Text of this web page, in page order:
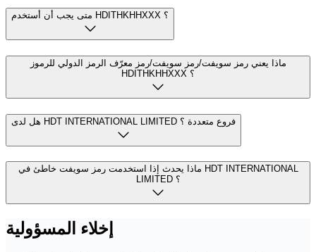
متى يجب أن أستخدم HDITHKHHXXX ؟
ماذا يعني رمز سويفت/رمز سويفت/رمز معرّف الرمز الدولي للرموز
HDITHKHHXXX ؟
هل لدى HDT INTERNATIONAL LIMITED فروع متعددة ؟
ماذا يحدث إذا استخدمت رمز سويفت خاطئ في HDT INTERNATIONAL
LIMITED ؟
إخلاء المسؤولية